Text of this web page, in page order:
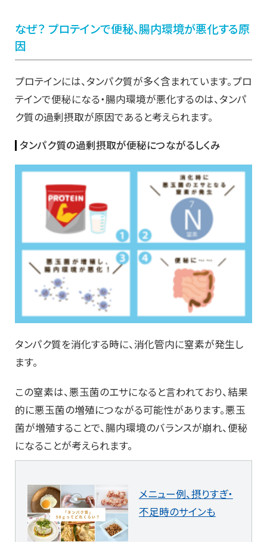
なぜ？ プロテインで便秘、腸内環境が悪化する原
因
プロテインには、タンパク質が多く含まれています。プロ
テインで便秘になる・腸内環境が悪化するのは、タンパ
ク質の過剰摂取が原因であると考えられます。
タンパク質の過剰摂取が便秘につながるしくみ
タンパク質を消化する時に、消化管内に窒素が発生し
ます。
この窒素は、悪玉菌のエサになると言われており、結果
的に悪玉菌の増殖につながる可能性があります。悪玉
菌が増殖することで、腸内環境のバランスが崩れ、便秘
になることが考えられます。
メニュー例、摂りすぎ・
不足時のサインも